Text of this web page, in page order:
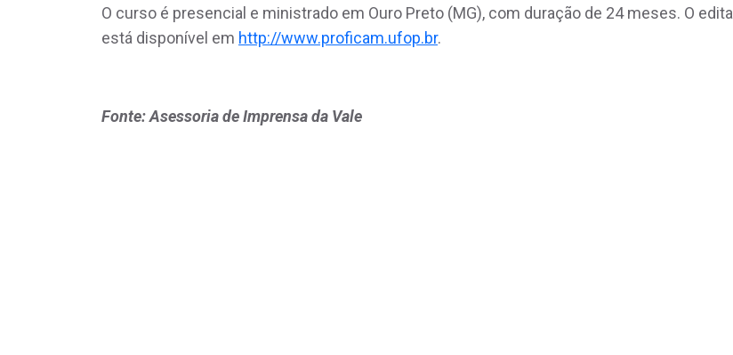
O curso é presencial e ministrado em Ouro Preto (MG), com duração de 24 meses. O edital
está disponível em http://www.proficam.ufop.br.
Fonte: Asessoria de Imprensa da Vale